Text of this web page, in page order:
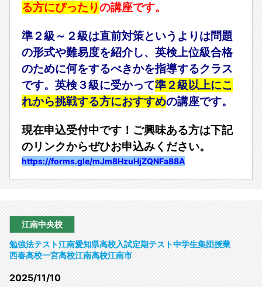
る方にぴったりの講座です。
準２級～２級は直前対策というよりは問題
の形式や難易度を紹介し、英検上位級合格
のために何をするべきかを指導するクラス
です。英検３級に受かって準２級以上にこ
れから挑戦する方におすすめの講座です。
現在申込受付中です！ご興味ある方は下記
のリンクからぜひお申込みください。
https://forms.gle/mJm8HzuHjZQNFa88A
江南中央校
勉強法テスト江南愛知県高校入試定期テスト中学生集団授業
西春高校一宮高校江南高校江南市
2025/11/10